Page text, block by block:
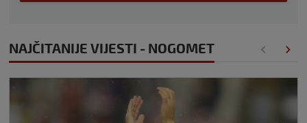
NAJČITANIJE VIJESTI - NOGOMET